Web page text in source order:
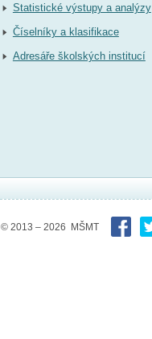
Statistické výstupy a analýzy
Číselníky a klasifikace
Adresáře školských institucí
© 2013 – 2026 MŠMT